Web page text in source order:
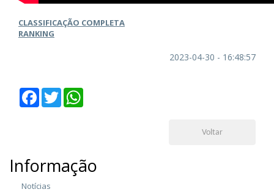
CLASSIFICAÇÃO COMPLETA
RANKING
2023-04-30 - 16:48:57
Facebook
Twitter
Voltar
Informação
Notícias